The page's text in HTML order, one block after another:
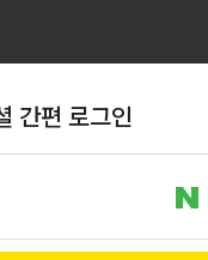
간편 로그인